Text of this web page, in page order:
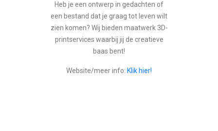
Heb je een ontwerp in gedachten of
een bestand dat je graag tot leven wilt
zien komen? Wij bieden maatwerk 3D-
printservices waarbij jij de creatieve
baas bent!
Website/meer info: Klik hier!